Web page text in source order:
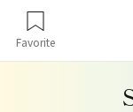
Favorite